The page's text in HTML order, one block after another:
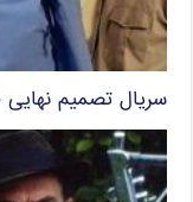
سریال تصمیم نهایی ۱۳۸۰